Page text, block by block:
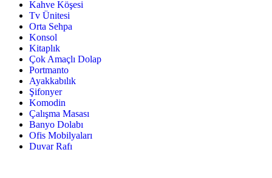
Kahve Köşesi
Tv Ünitesi
Orta Sehpa
Konsol
Kitaplık
Çok Amaçlı Dolap
Portmanto
Ayakkabılık
Şifonyer
Komodin
Çalışma Masası
Banyo Dolabı
Ofis Mobilyaları
Duvar Rafı